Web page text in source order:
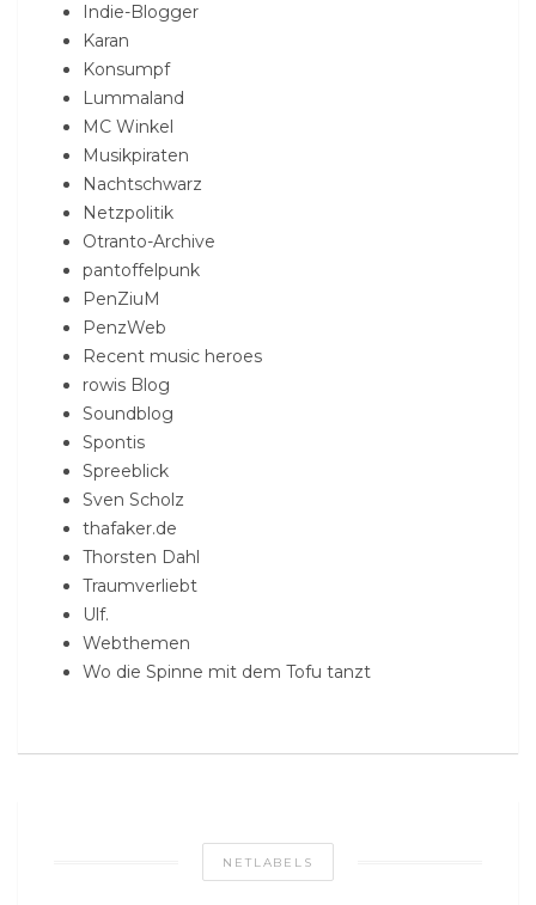
Indie-Blogger
Karan
Konsumpf
Lummaland
MC Winkel
Musikpiraten
Nachtschwarz
Netzpolitik
Otranto-Archive
pantoffelpunk
PenZiuM
PenzWeb
Recent music heroes
rowis Blog
Soundblog
Spontis
Spreeblick
Sven Scholz
thafaker.de
Thorsten Dahl
Traumverliebt
Ulf.
Webthemen
Wo die Spinne mit dem Tofu tanzt
NETLABELS